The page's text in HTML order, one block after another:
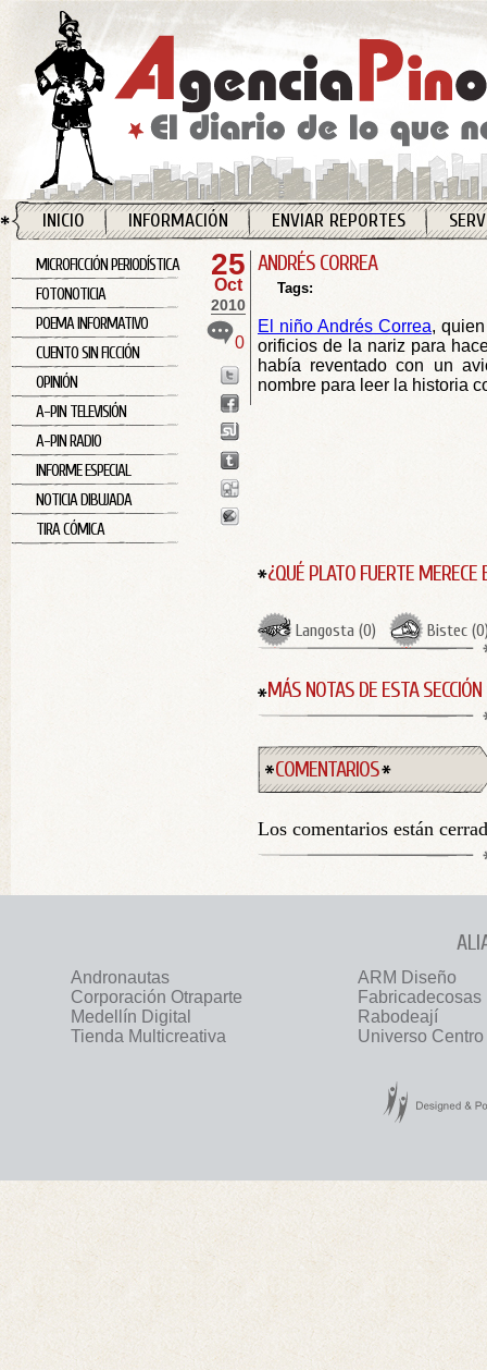
INICIO INFORMACIÓN ENVIAR REPORTES
MICROFICCIÓN PERIODÍSTICA
FOTONOTICIA
POEMA INFORMATIVO
CUENTO SIN FICCIÓN
OPINIÓN
A-PIN TELEVISIÓN
A-PIN RADIO
INFORME ESPECIAL
NOTICIA DIBUJADA
TIRA CÓMICA
25
Oct
2010
0
ANDRÉS CORREA
Tags:
El niño Andrés Correa,
orificios de la nariz para
había reventado con un
nombre para leer la historia
¿QUÉ PLATO FUERTE MERECE
Langosta (0) Bistec (0
MÁS NOTAS DE ESTA SECCIÓN
COMENTARIOS
Los comentarios están
Andronautas
ARM Diseño
Corporación Otraparte
Fabricadecosas
Medellín Digital
Rabodeají
Tienda Multicreativa
Universo Centro